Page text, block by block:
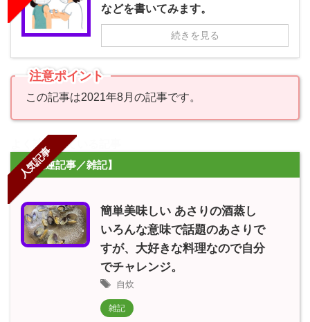
などを書いてみます。
続きを見る
注意ポイント
この記事は2021年8月の記事です。
人気記事
よく読まれている記事
【関連記事／雑記】
簡単美味しい あさりの酒蒸し
いろんな意味で話題のあさりで
すが、大好きな料理なので自分
でチャレンジ。
自炊
雑記